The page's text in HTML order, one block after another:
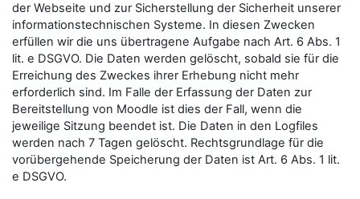
der Webseite und zur Sicherstellung der Sicherheit unserer
informationstechnischen Systeme. In diesen Zwecken
erfüllen wir die uns übertragene Aufgabe nach Art. 6 Abs. 1
lit. e DSGVO. Die Daten werden gelöscht, sobald sie für die
Erreichung des Zweckes ihrer Erhebung nicht mehr
erforderlich sind. Im Falle der Erfassung der Daten zur
Bereitstellung von Moodle ist dies der Fall, wenn die
jeweilige Sitzung beendet ist. Die Daten in den Logfiles
werden nach 7 Tagen gelöscht. Rechtsgrundlage für die
vorübergehende Speicherung der Daten ist Art. 6 Abs. 1 lit.
e DSGVO.